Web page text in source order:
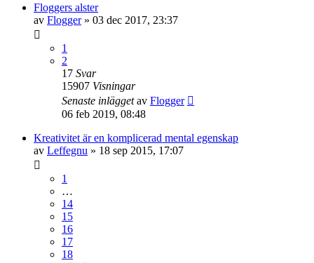
Floggers alster
av Flogger» 03 dec 2017, 23:37
1
2
17 Svar
15907 Visningar
Senaste inläggetav Flogger
06 feb 2019, 08:48
Kreativitet är en komplicerad mental egenskap
av Leffegnu » 18 sep 2015, 17:07
1
…
14
15
16
17
18